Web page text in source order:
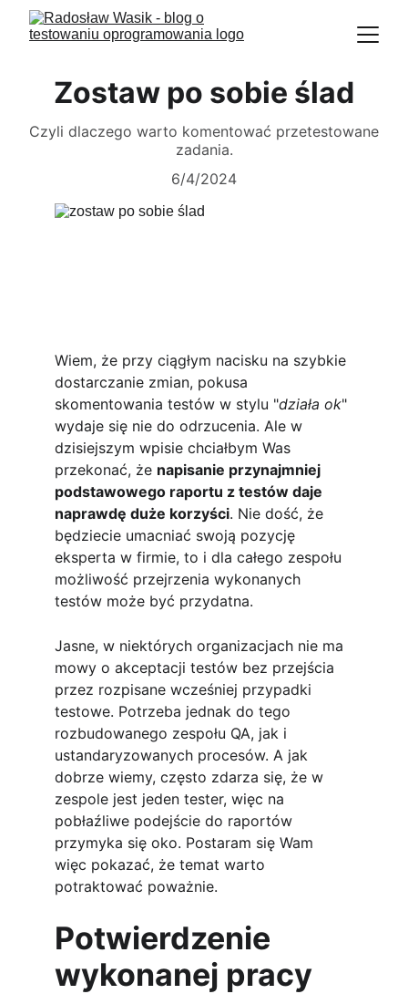
Zostaw po sobie ślad
Czyli dlaczego warto komentować przetestowane
zadania.
6/4/2024
Wiem, że przy ciągłym nacisku na szybkie
dostarczanie zmian, pokusa
skomentowania testów w stylu "działa ok"
wydaje się nie do odrzucenia. Ale w
dzisiejszym wpisie chciałbym Was
przekonać, że napisanie przynajmniej
podstawowego raportu z testów daje
naprawdę duże korzyści. Nie dość, że
będziecie umacniać swoją pozycję
eksperta w firmie, to i dla całego zespołu
możliwość przejrzenia wykonanych
testów może być przydatna.
Jasne, w niektórych organizacjach nie ma
mowy o akceptacji testów bez przejścia
przez rozpisane wcześniej przypadki
testowe. Potrzeba jednak do tego
rozbudowanego zespołu QA, jak i
ustandaryzowanych procesów. A jak
dobrze wiemy, często zdarza się, że w
zespole jest jeden tester, więc na
pobłaźliwe podejście do raportów
przymyka się oko. Postaram się Wam
więc pokazać, że temat warto
potraktować poważnie.
Potwierdzenie
wykonanej pracy